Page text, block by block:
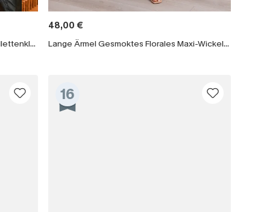
Schwarzes festliches Mini-Wickel-Paillettenkleid
48,00 €
Lange Ärmel Gesmoktes Florales Maxi-Wickelkleid
16
Sie sich damit
und Updates von Cupshe per E-